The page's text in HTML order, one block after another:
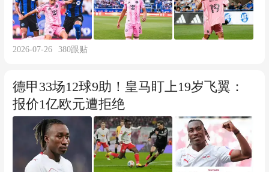
2026-07-26 380跟贴
德甲33场12球9助！皇马盯上19岁飞翼：
报价1亿欧元遭拒绝